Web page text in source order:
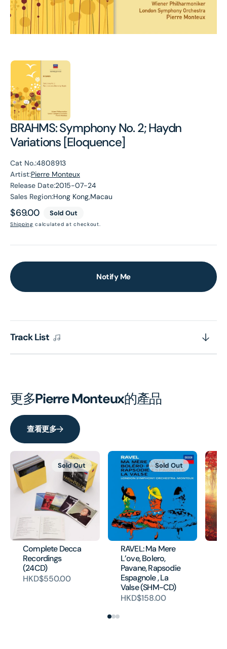
BRAHMS: Symphony No. 2; Haydn
Variations [Eloquence]
Cat No.:4808913
Artist:Pierre Monteux
Release Date:2015-07-24
Sales Region:Hong Kong,Macau
Regular
price
$69.00 Sold Out
Shipping calculated at checkout.
Notify Me
Track List
更多Pierre Monteux的產品
查看更多
Complete Decca
Recordings
(24CD)
HKD$550.00
Sold Out
RAVEL: Ma Mere
L’ove, Bolero,
Pavane, Rapsodie
Espagnole , La
Valse (SHM-CD)
HKD$158.00
Sold Out